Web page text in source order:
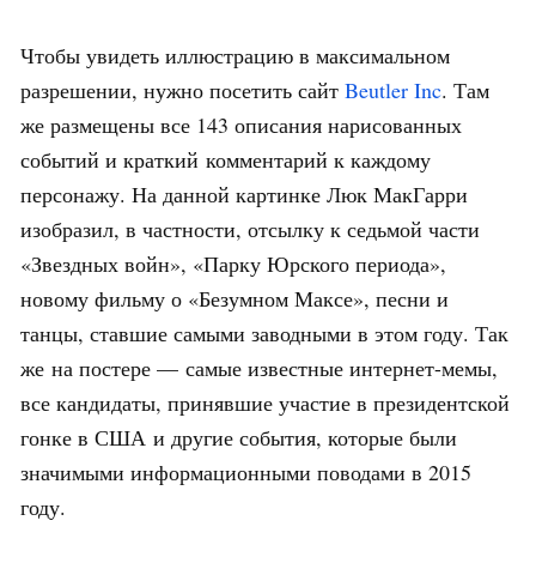
Чтобы увидеть иллюстрацию в максимальном
разрешении, нужно посетить сайт Beutler Inc. Там
же размещены все 143 описания нарисованных
событий и краткий комментарий к каждому
персонажу. На данной картинке Люк МакГарри
изобразил, в частности, отсылку к седьмой части
«Звездных войн», «Парку Юрского периода»,
новому фильму о «Безумном Максе», песни и
танцы, ставшие самыми заводными в этом году. Так
же на постере — самые известные интернет-мемы,
все кандидаты, принявшие участие в президентской
гонке в США и другие события, которые были
значимыми информационными поводами в 2015
году.